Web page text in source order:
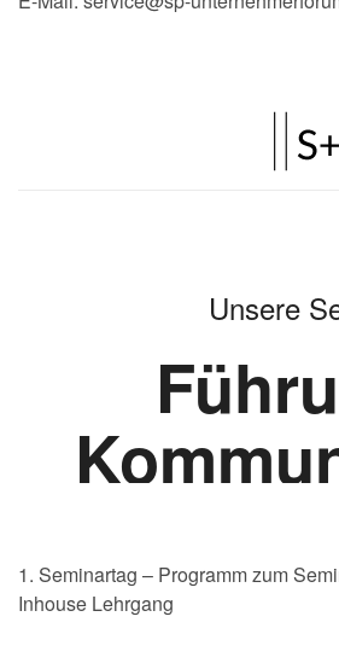
1. Seminartag – Programm zum
Inhouse Lehrgang